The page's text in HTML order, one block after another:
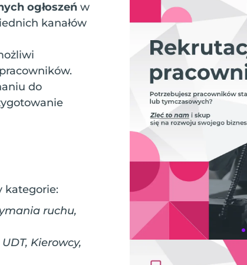
ogłoszeń w
kanałów
do
kategorie:
ruchu,
Kierowcy,